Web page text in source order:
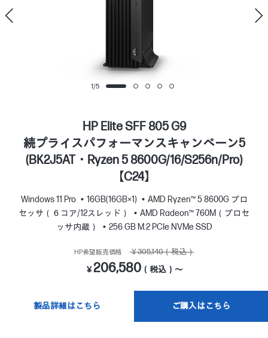
1/5
HP Elite SFF 805 G9
続プライスパフォーマンスキャンペーン5
(BK2J5AT・Ryzen 5 8600G/16/S256n/Pro)
【C24】
Windows 11 Pro 16GB(16GB×1)
AMD Ryzen™ 5 8600G プロ
セッサ（６コア/12スレッド）
AMD Radeon™ 760M（プロセ
ッサ内蔵）
256 GB M.2 PCIe NVMe SSD
HP希望販売価格 ￥305,140（税込）
￥206,580 （税込）～
製品詳細はこちら ご購入はこちら